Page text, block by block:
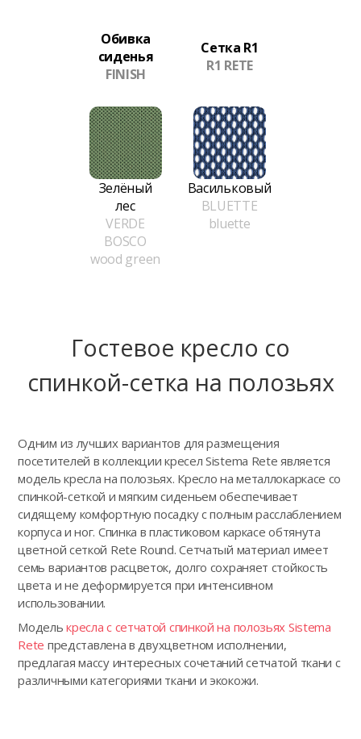
Обивка
сиденья
FINISH
Сетка R1
R1 RETE
Зелёный
лес
VERDE
BOSCO
wood green
Васильковый
BLUETTE
bluette
Гостевое кресло со
спинкой-сетка на полозьях
Одним из лучших вариантов для размещения
посетителей в коллекции кресел Sistema Rete является
модель кресла на полозьях. Кресло на металлокаркасе со
спинкой-сеткой и мягким сиденьем обеспечивает
сидящему комфортную посадку с полным расслаблением
корпуса и ног. Спинка в пластиковом каркасе обтянута
цветной сеткой Rete Round. Сетчатый материал имеет
семь вариантов расцветок, долго сохраняет стойкость
цвета и не деформируется при интенсивном
использовании.
Моделькресла с сетчатой спинкой на полозьях Sistema
Rete представлена в двухцветном исполнении,
предлагая массу интересных сочетаний сетчатой ткани с
различными категориями ткани и экокожи.